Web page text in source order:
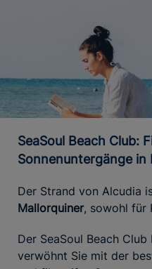
SeaSoul Beach Club: Filmreife
Sonnenuntergänge in
Der Strand von Alcudia
Mallorquiner, sowohl für
Der SeaSoul Beach
verwöhnt Sie mit der